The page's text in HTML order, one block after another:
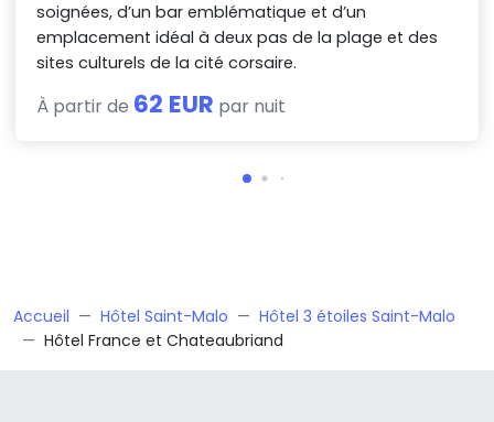
soignées, d’un bar emblématique et d’un
emplacement idéal à deux pas de la plage et des
sites culturels de la cité corsaire.
À partir de 62 EUR par nuit
Accueil Hôtel Saint-Malo
Hôtel 3 étoiles Saint-Malo
Hôtel France et Chateaubriand